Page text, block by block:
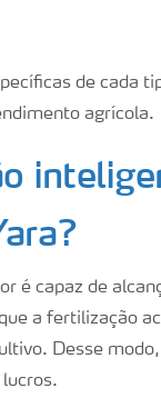
de cada
agrícola.
é capaz de
a fertilização
Desse